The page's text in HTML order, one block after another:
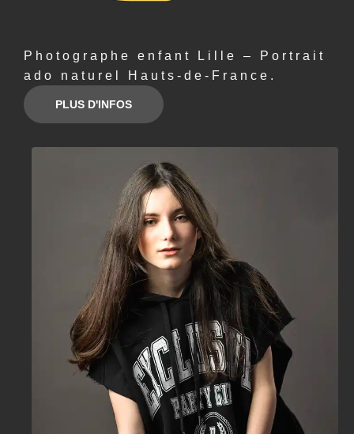
Photographe enfant Lille – Portrait
ado naturel Hauts-de-France.
PLUS D'INFOS